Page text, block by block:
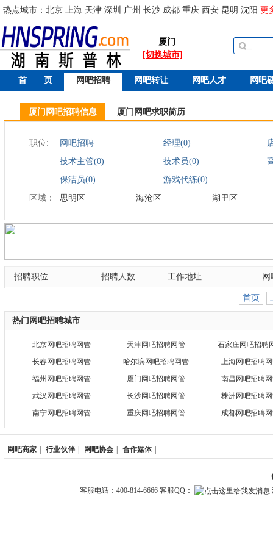
热点城市： 北京 上海 天津 深圳 广州 长沙 成都 重庆 西安 昆明 沈阳 更
厦门
[切换城市]
首 页 网吧招聘 网吧转让 网吧人才 网吧
厦门网吧求职简历
厦门网吧招聘信息
职位: 网吧招聘 经理(0)
技术主管(0)
技术员(0)
保洁员(0)
游戏代练(0)
区域：
思明区 海沧区 湖里区
招聘职位 招聘人数 工作地址 网
首页
热门网吧招聘城市
北京网吧招聘网管 天津网吧招聘网管
石家庄网吧招聘
长春网吧招聘网管
哈尔滨网吧招聘网管
上海网吧招聘
福州网吧招聘网管
厦门网吧招聘网管
南昌网吧招聘
武汉网吧招聘网管
长沙网吧招聘网管
株洲网吧招聘
南宁网吧招聘网管
重庆网吧招聘网管 成都网吧招聘
网吧商家 行业伙伴 网吧协会 合作媒体
客服电话：400-814-6666 客服QQ：